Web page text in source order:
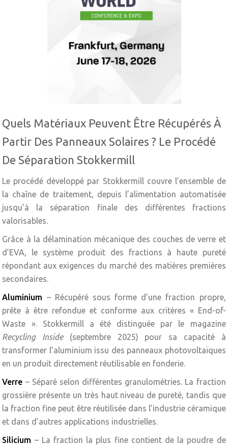
Quels Matériaux Peuvent Être Récupérés À
Partir Des Panneaux Solaires ? Le Procédé
De Séparation Stokkermill
Le procédé développé par Stokkermill couvre l’ensemble de
la chaîne de traitement, depuis l’alimentation automatisée
jusqu’à la séparation finale des différentes fractions
valorisables.
Grâce à la délamination mécanique des couches de verre et
d’EVA, le système produit des fractions à haute pureté
répondant aux exigences du marché des matières premières
secondaires.
Aluminium – Récupéré sous forme d’une fraction propre,
prête à être refondue et conforme aux critères « End-of-
Waste ». Stokkermill a été distinguée par le magazine
Recycling Inside(septembre 2025) pour sa capacité à
transformer l’aluminium issu des panneaux photovoltaïques
en un produit directement réutilisable en fonderie.
Verre – Séparé selon différentes granulométries. La fraction
grossière présente un très haut niveau de pureté, tandis que
la fraction fine peut être réutilisée dans l’industrie céramique
et dans d’autres applications industrielles.
Silicium – La fraction la plus fine contient de la poudre de